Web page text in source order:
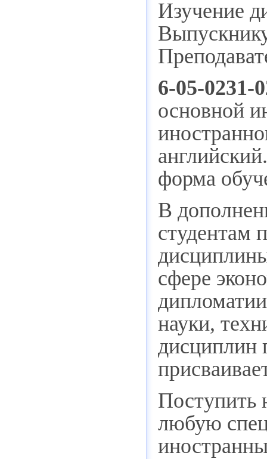
Изучение
6-05-0231-
основной
форма
В
студентам
сфере
науки,
дисциплин
Поступить
любую